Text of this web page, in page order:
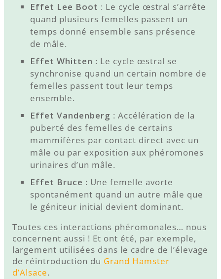
Effet Lee Boot : Le cycle œstral s’arrête
quand plusieurs femelles passent un
temps donné ensemble sans présence
de mâle.
Effet Whitten : Le cycle œstral se
synchronise quand un certain nombre de
femelles passent tout leur temps
ensemble.
Effet Vandenberg : Accélération de la
puberté des femelles de certains
mammifères par contact direct avec un
mâle ou par exposition aux phéromones
urinaires d’un mâle.
Effet Bruce : Une femelle avorte
spontanément quand un autre mâle que
le géniteur initial devient dominant.
Toutes ces interactions phéromonales… nous
concernent aussi ! Et ont été, par exemple,
largement utilisées dans le cadre de l’élevage
de réintroduction du Grand Hamster
d’Alsace.